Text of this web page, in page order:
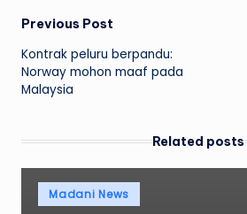
Post
navigation
Previous Post
Kontrak peluru berpandu:
Norway mohon maaf pada
Malaysia
Related posts
Posted
Madani News